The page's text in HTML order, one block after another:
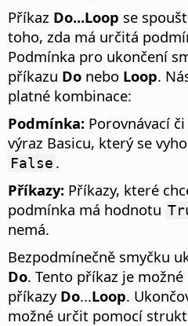
Příkaz Do...Loop se
toho, zda má určitá
Podmínka pro ukončení
příkazu Do nebo Loop.
platné kombinace:
Podmínka: Porovnávací
výraz Basicu, který se
False .
Příkazy: Příkazy, které
podmínka má hodnotu
nemá.
Bezpodmínečně smyčku
Do. Tento příkaz je
příkazy Do...Loop.
možné určit pomocí